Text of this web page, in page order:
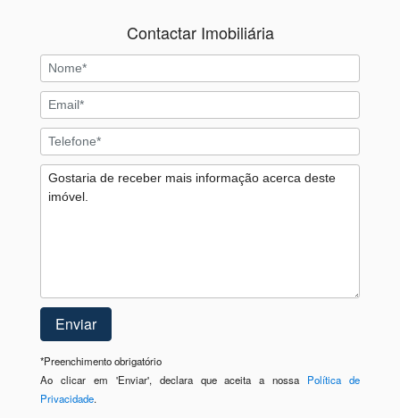
Contactar Imobiliária
*Preenchimento obrigatório
Ao clicar em 'Enviar', declara que aceita a nossa Política de
Privacidade.